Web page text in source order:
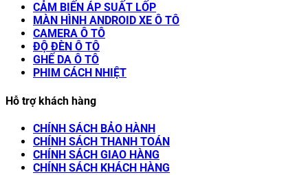
CẢM BIẾN ÁP SUẤT LỐP
MÀN HÌNH ANDROID XE Ô TÔ
CAMERA Ô TÔ
ĐỘ ĐÈN Ô TÔ
GHẾ DA Ô TÔ
PHIM CÁCH NHIỆT
Hỗ trợ khách hàng
CHÍNH SÁCH BẢO HÀNH
CHÍNH SÁCH THANH TOÁN
CHÍNH SÁCH GIAO HÀNG
CHÍNH SÁCH KHÁCH HÀNG